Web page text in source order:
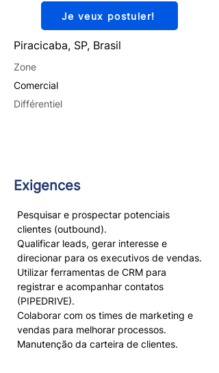
Je veux postuler!
Piracicaba, SP, Brasil
Zone
Comercial
Différentiel
Exigences
Pesquisar e prospectar potenciais
clientes (outbound).
Qualificar leads, gerar interesse e
direcionar para os executivos de vendas.
Utilizar ferramentas de CRM para
registrar e acompanhar contatos
(PIPEDRIVE).
Colaborar com os times de marketing e
vendas para melhorar processos.
Manutenção da carteira de clientes.